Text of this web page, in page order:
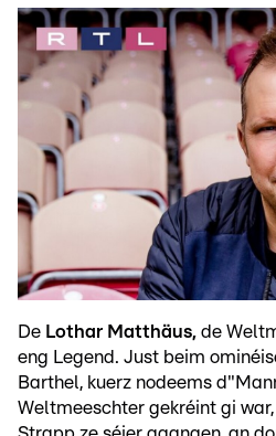
De Lothar Matthäus, de
eng Legend. Just beim
Barthel, kuerz nodeems
Weltmeeschter gekréint gi